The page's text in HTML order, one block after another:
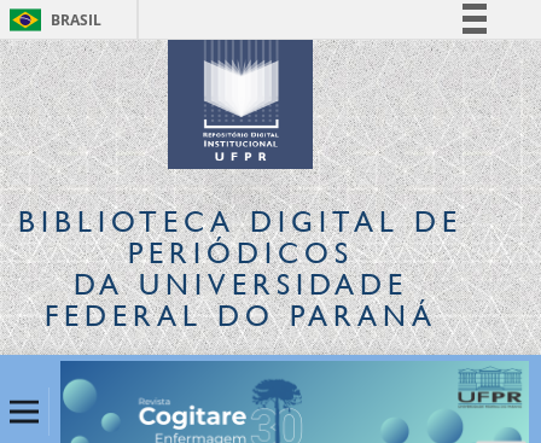
BRASIL
Simplifique!
Comunica BR
Participe
Acesso à informação
Legislação
Canais
BIBLIOTECA DIGITALDE
PERIÓDICOS
DA UNIVERSIDADE
FEDERAL DO PARANÁ